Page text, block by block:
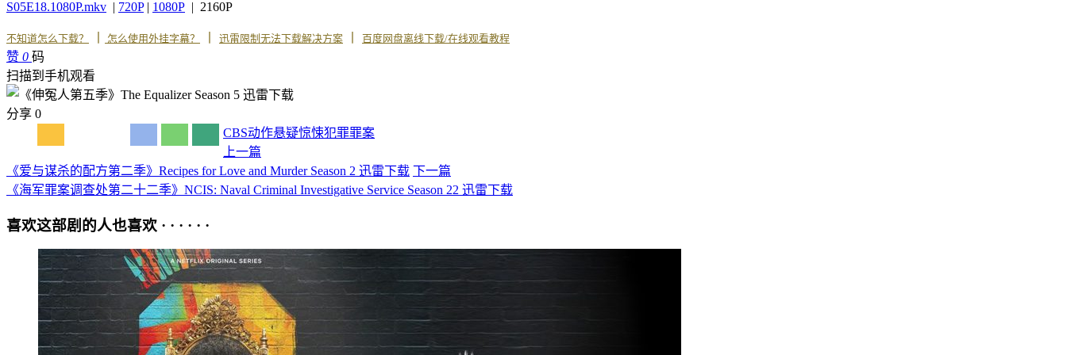
S05E18.1080P.mkv | 720P| 1080P | 2160P
不知道怎么下载？ 怎么使用外挂字幕？ 迅雷限制无法下载解决方案 百度网盘离线下载/在线观看教程
赞 0 码
扫描到手机观看
分享 0
CBS动作悬疑惊悚犯罪罪案
上一篇
《爱与谋杀的配方第二季》Recipes for Love and Murder Season 2 迅雷下载 下一篇
《海军罪案调查处第二十二季》NCIS: Naval Criminal Investigative Service Season 22 迅雷下载
喜欢这部剧的人也喜欢 · · · · · ·